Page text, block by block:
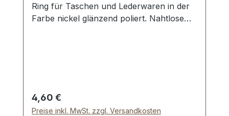
Ring für Taschen und Lederwaren in der
Farbe nickel glänzend poliert. Nahtlose
D-Ring
Regulärer Preis:
4,60 €
Preise inkl. MwSt. zzgl. Versandkosten